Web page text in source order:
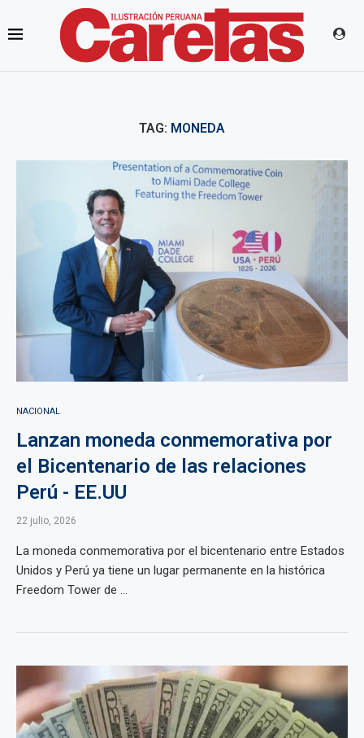
TAG: MONEDA
NACIONAL
Lanzan moneda conmemorativa por
el Bicentenario de las relaciones
Perú - EE.UU
22 julio, 2026
La moneda conmemorativa por el bicentenario entre Estados
Unidos y Perú ya tiene un lugar permanente en la histórica
Freedom Tower de ...